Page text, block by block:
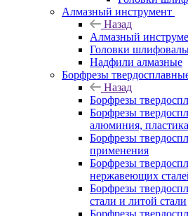
Алмазный инструмент
Назад
Алмазный
Головки
Надфили алмазные
Борфрезы
Назад
Борфрезы
Борфрезы
алюминия,
Борфрезы
применения
Борфрезы
нержавеющих
Борфрезы
стали и литой стали
Борфрезы